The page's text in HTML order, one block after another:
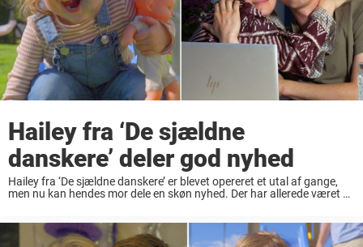
Hailey fra ‘De sjældne
danskere’ deler god nyhed
Hailey fra ‘De sjældne danskere’ er blevet opereret et utal af gange,
men nu kan hendes mor dele en skøn nyhed. Der har allerede været en